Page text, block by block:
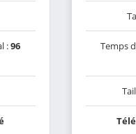
:96
Temps